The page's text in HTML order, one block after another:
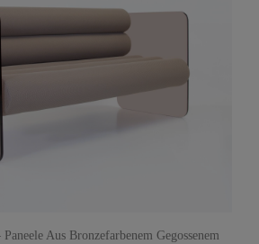
Aus Bronzefarbenem Gegossenem